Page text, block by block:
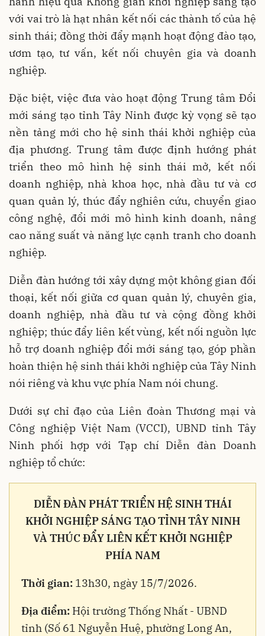
với vai trò là hạt nhân kết nối các thành tố của hệ
sinh thái; đồng thời đẩy mạnh hoạt động đào tạo,
ươm tạo, tư vấn, kết nối chuyên gia và doanh
nghiệp.
Đặc biệt, việc đưa vào hoạt động Trung tâm Đổi
mới sáng tạo tỉnh Tây Ninh được kỳ vọng sẽ tạo
nền tảng mới cho hệ sinh thái khởi nghiệp của
địa phương. Trung tâm được định hướng phát
triển theo mô hình hệ sinh thái mở, kết nối
doanh nghiệp, nhà khoa học, nhà đầu tư và cơ
quan quản lý, thúc đẩy nghiên cứu, chuyển giao
công nghệ, đổi mới mô hình kinh doanh, nâng
cao năng suất và năng lực cạnh tranh cho doanh
nghiệp.
Diễn đàn hướng tới xây dựng một không gian đối
thoại, kết nối giữa cơ quan quản lý, chuyên gia,
doanh nghiệp, nhà đầu tư và cộng đồng khởi
nghiệp; thúc đẩy liên kết vùng, kết nối nguồn lực
hỗ trợ doanh nghiệp đổi mới sáng tạo, góp phần
hoàn thiện hệ sinh thái khởi nghiệp của Tây Ninh
nói riêng và khu vực phía Nam nói chung.
Dưới sự chỉ đạo của Liên đoàn Thương mại và
Công nghiệp Việt Nam (VCCI), UBND tỉnh Tây
Ninh phối hợp với Tạp chí Diễn đàn Doanh
nghiệp tổ chức:
DIỄN ĐÀN PHÁT TRIỂN HỆ SINH THÁI
KHỞI NGHIỆP SÁNG TẠO TỈNH TÂY NINH
VÀ THÚC ĐẨY LIÊN KẾT KHỞI NGHIỆP
PHÍA NAM
Thời gian: 13h30, ngày 15/7/2026.
Địa điểm: Hội trường Thống Nhất - UBND
tỉnh (Số 61 Nguyễn Huệ, phường Long An,